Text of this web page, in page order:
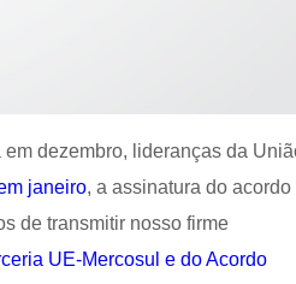
dezembro, lideranças da
janeiro, a assinatura do acordo
de transmitir nosso firme
UE-Mercosul e do Acordo